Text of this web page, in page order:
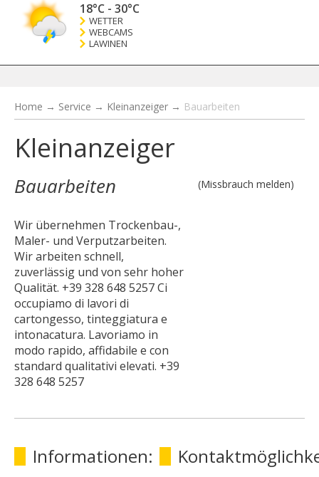
18°C - 30°C
WETTER
WEBCAMS
LAWINEN
Home → Service → Kleinanzeiger → Bauarbeiten
Kleinanzeiger
Bauarbeiten
Wir übernehmen Trockenbau-,
Maler- und Verputzarbeiten.
Wir arbeiten schnell,
zuverlässig und von sehr hoher
Qualität. +39 328 648 5257 Ci
occupiamo di lavori di
cartongesso, tinteggiatura e
intonacatura. Lavoriamo in
modo rapido, affidabile e con
standard qualitativi elevati. +39
328 648 5257
(Missbrauch melden)
Informationen: